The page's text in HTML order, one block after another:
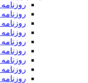
روزنامه
روزنامه